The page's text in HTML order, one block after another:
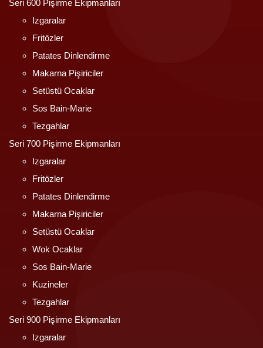
Seri 600 Pişirme Ekipmanları
Izgaralar
Fritözler
Patates Dinlendirme
Makarna Pişiriciler
Setüstü Ocaklar
Sos Bain-Marie
Tezgahlar
Seri 700 Pişirme Ekipmanları
Izgaralar
Fritözler
Patates Dinlendirme
Makarna Pişiriciler
Setüstü Ocaklar
Wok Ocaklar
Sos Bain-Marie
Kuzineler
Tezgahlar
Seri 900 Pişirme Ekipmanları
Izgaralar